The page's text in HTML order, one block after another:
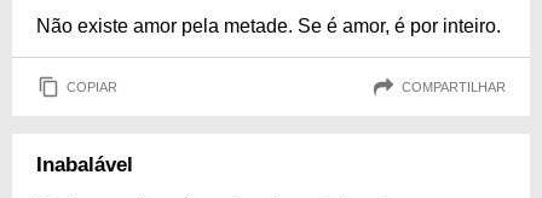
Não existe amor pela metade. Se é amor, é por inteiro.
COPIAR COMPARTILHAR
Inabalável